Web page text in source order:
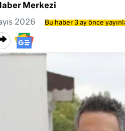
Merkezi
2026 Bu haber 3 ay önce